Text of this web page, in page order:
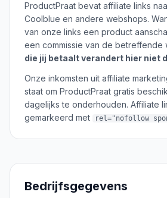
ProductPraat bevat affiliate links
Coolblue en andere webshops.
van onze links een product
een commissie van de betreffende
die jij betaalt verandert hier niet
Onze inkomsten uit affiliate
staat om ProductPraat gratis
dagelijks te onderhouden. Affiliate
gemarkeerd met
rel="nofollow
Bedrijfsgegevens